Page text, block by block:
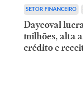
SETOR FINANCEIRO
Daycoval
milhões, alta
crédito e